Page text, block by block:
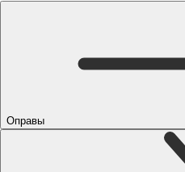
Оправы